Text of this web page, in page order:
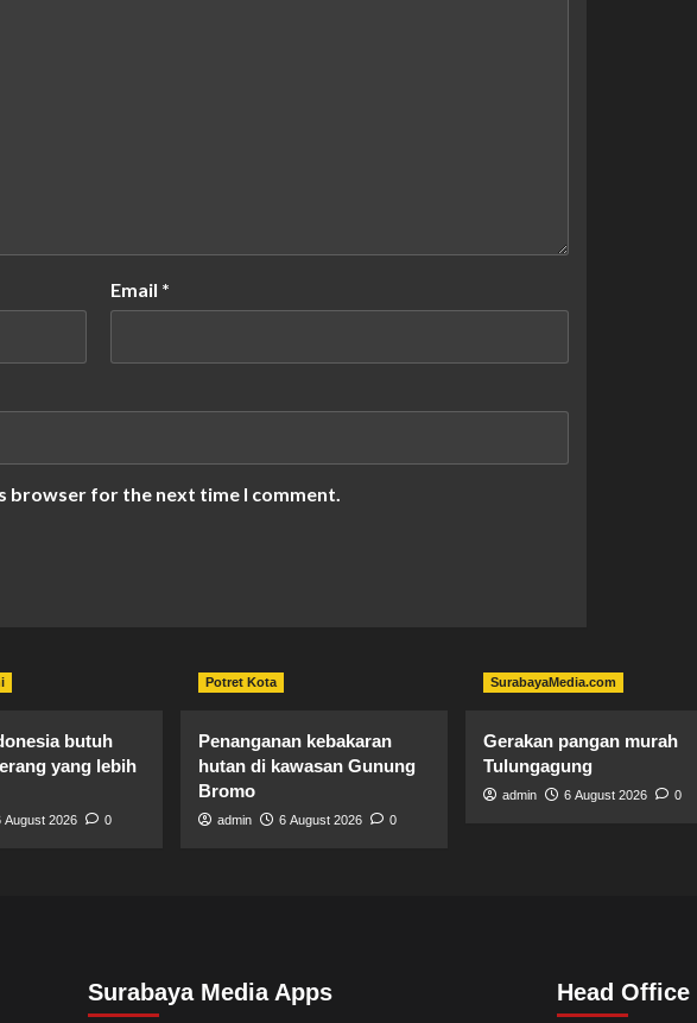
Email *
browser for the next time I comment.
butuh
yang lebih
August 2026 0
Potret Kota
Penanganan kebakaran
hutan di kawasan Gunung
Bromo
admin 6 August 2026 0
SurabayaMedia.com
Gerakan pangan murah
Tulungagung
admin 6 August 2026 0
Surabaya Media Apps Head Office